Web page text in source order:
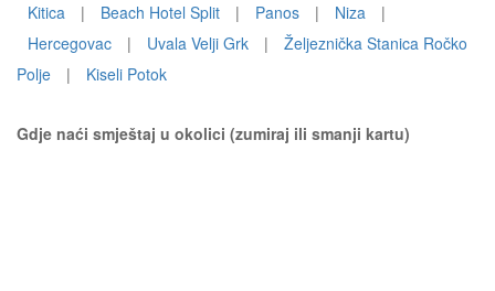
Kitica
| Beach Hotel Split | Panos | Niza
|
Hercegovac
| Uvala Velji Grk |
Željeznička Stanica Ročko
Polje
| Kiseli Potok
Gdje naći smještaj u okolici (zumiraj ili smanji kartu)